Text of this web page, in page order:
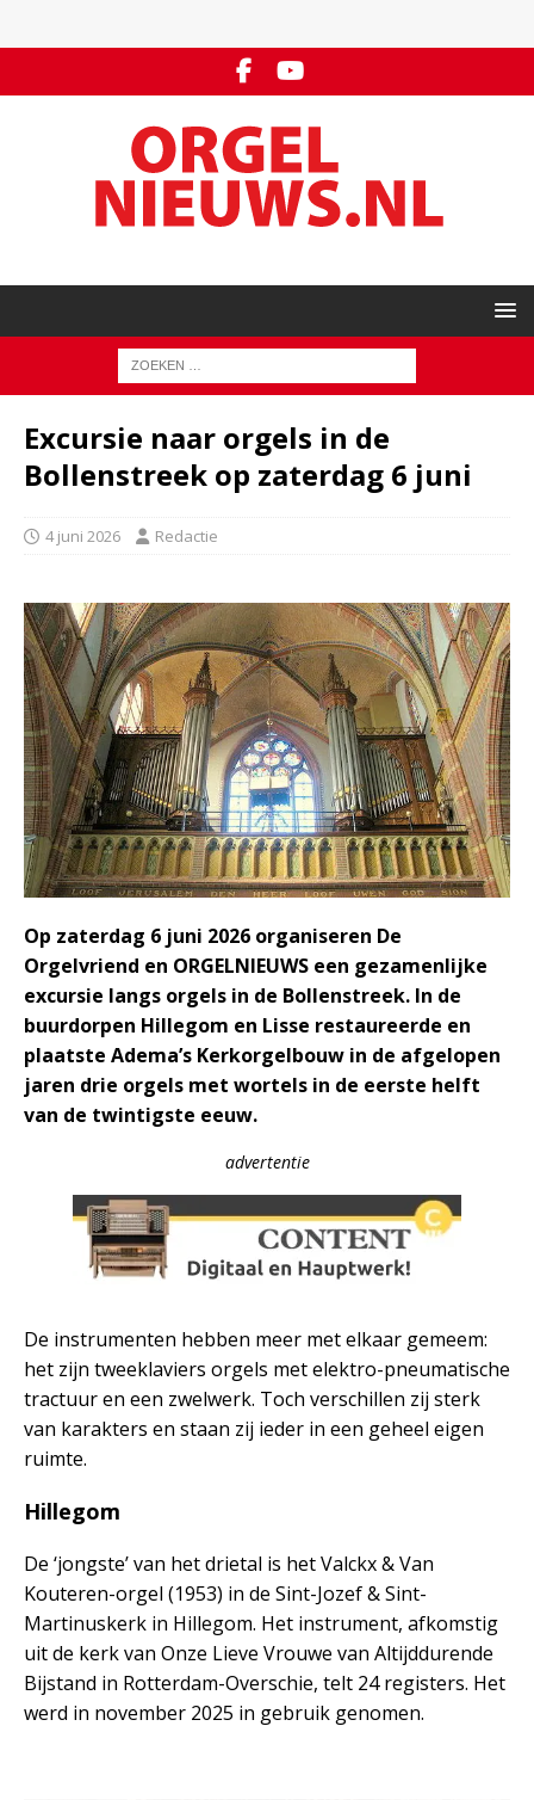
Excursie naar orgels in de
Bollenstreek op zaterdag 6 juni
4 juni 2026 Redactie
Op zaterdag 6 juni 2026 organiseren De
Orgelvriend en ORGELNIEUWS een gezamenlijke
excursie langs orgels in de Bollenstreek. In de
buurdorpen Hillegom en Lisse restaureerde en
plaatste Adema’s Kerkorgelbouw in de afgelopen
jaren drie orgels met wortels in de eerste helft
van de twintigste eeuw.
advertentie
De instrumenten hebben meer met elkaar gemeem:
het zijn tweeklaviers orgels met elektro-pneumatische
tractuur en een zwelwerk. Toch verschillen zij sterk
van karakters en staan zij ieder in een geheel eigen
ruimte.
Hillegom
De ‘jongste’ van het drietal is het Valckx & Van
Kouteren-orgel (1953) in de Sint-Jozef & Sint-
Martinuskerk in Hillegom. Het instrument, afkomstig
uit de kerk van Onze Lieve Vrouwe van Altijddurende
Bijstand in Rotterdam-Overschie, telt 24 registers. Het
werd in november 2025 in gebruik genomen.